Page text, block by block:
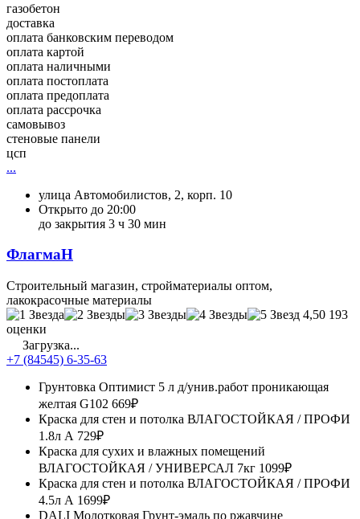
газобетон
доставка
оплата банковским переводом
оплата картой
оплата наличными
оплата постоплата
оплата предоплата
оплата рассрочка
самовывоз
стеновые панели
цсп
...
улица Автомобилистов, 2, корп. 10
Открыто до 20:00
до закрытия 3 ч 30 мин
ФлагмаН
Строительный магазин, стройматериалы оптом,
лакокрасочные материалы
4,50 193
оценки
Загрузка...
+7 (84545) 6-35-63
Грунтовка Оптимист 5 л д/унив.работ проникающая
желтая G102 669₽
Краска для стен и потолка ВЛАГОСТОЙКАЯ / ПРОФИ
1.8л А 729₽
Краска для сухих и влажных помещений
ВЛАГОСТОЙКАЯ / УНИВЕРСАЛ 7кг 1099₽
Краска для стен и потолка ВЛАГОСТОЙКАЯ / ПРОФИ
4.5л А 1699₽
DALI Молотковая Грунт-эмаль по ржавчине